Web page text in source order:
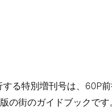
する特別増刊号は、60P
の街のガイドブックです